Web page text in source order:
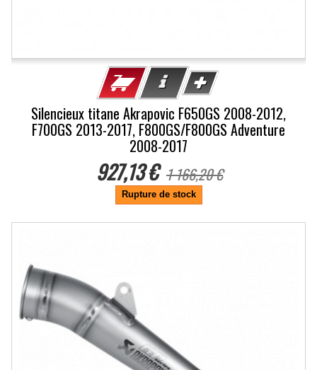
Silencieux titane Akrapovic F650GS 2008-2012,
F700GS 2013-2017, F800GS/F800GS Adventure
2008-2017
927,13 € 1 166,20 €
Rupture de stock